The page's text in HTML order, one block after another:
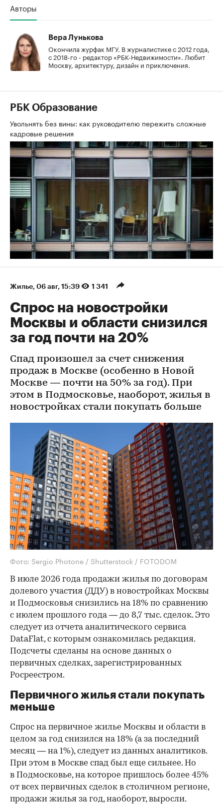
Авторы
Вера Лунькова
Окончила журфак МГУ. В журналистике с 2012 года,
с 2018-го - редактор «РБК-Недвижимости». Любит
Москву, архитектуру, дизайн и приключения.
РБК Образование
Увольнять без вины: как руководителю пережить сложные
кадровые решения
Жилье 06 авг, 15:39 1 341
Спрос на новостройки
Москвы и области снизился
за год почти на 20%
Спад произошел за счет снижения
продаж в Москве (особенно в Новой
Москве — почти на 50% за год). При
этом в Подмосковье, наоборот, жилья в
новостройках стали покупать больше
Фото: Sergio Photone / Shutterstock / FOTODOM
В июле 2026 года продажи жилья по договорам
долевого участия (ДДУ) в новостройках Москвы
и Подмосковья снизились на 18% по сравнению
с июлем прошлого года — до 8,7 тыс. сделок. Это
следует из отчета аналитического сервиса
DataFlat, с которым ознакомилась редакция.
Подсчеты сделаны на основе данных о
первичных сделках, зарегистрированных
Росреестром.
Первичного жилья стали покупать
меньше
Спрос на первичное жилье Москвы и области в
целом за год снизился на 18% (а за последний
месяц — на 1%), следует из данных аналитиков.
При этом в Москве спад был еще сильнее. Но
в Подмосковье, на которое пришлось более 45%
от всех первичных сделок в столичном регионе,
продажи жилья за год, наоборот, выросли.